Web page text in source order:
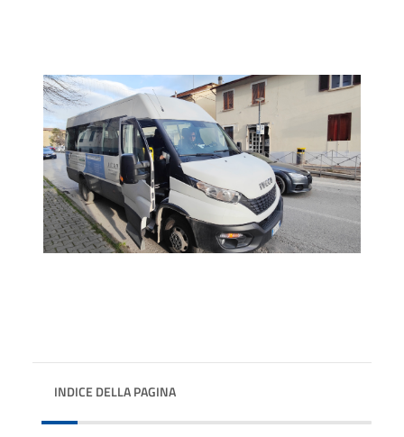
INDICE DELLA PAGINA